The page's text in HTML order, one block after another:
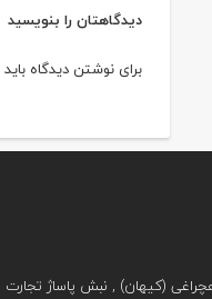
دیدگاهتان را بنویسید
برای نوشتن دیدگاه باید
(کیهان) , نبش پاساژ تجارت